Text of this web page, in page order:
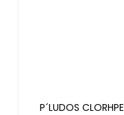
P´LUDOS